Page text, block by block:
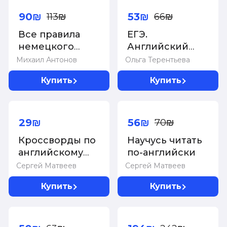
Михаил Антонов
Все правила
немецкого
языка.
Справочник к
учебникам 5-9
90₪ 113₪
Купить
Ольга Терентьева
ЕГЭ.
Английский
язык. Весь
школьный курс
в таблицах и
единому
экзамену
53₪ 66₪
Купить
Сергей Матвеев
Кроссворды по
английскому
языку для
начальной
школы
29₪
Купить
Сергей Матвеев
Научусь читать
по-английски
56₪ 70₪
Купить